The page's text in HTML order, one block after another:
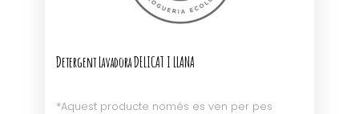
Detergent Lavadora DELICAT I LLANA
*Aquest producte només es ven per pes